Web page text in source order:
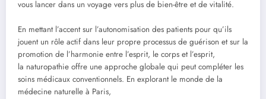
vous lancer dans un voyage vers plus de bien-être et de vitalité.
En mettant l’accent sur l’autonomisation des patients pour qu’ils
jouent un rôle actif dans leur propre processus de guérison et sur la
promotion de l’harmonie entre l’esprit, le corps et l’esprit,
la naturopathie offre une approche globale qui peut compléter les
soins médicaux conventionnels. En explorant le monde de la
médecine naturelle à Paris,